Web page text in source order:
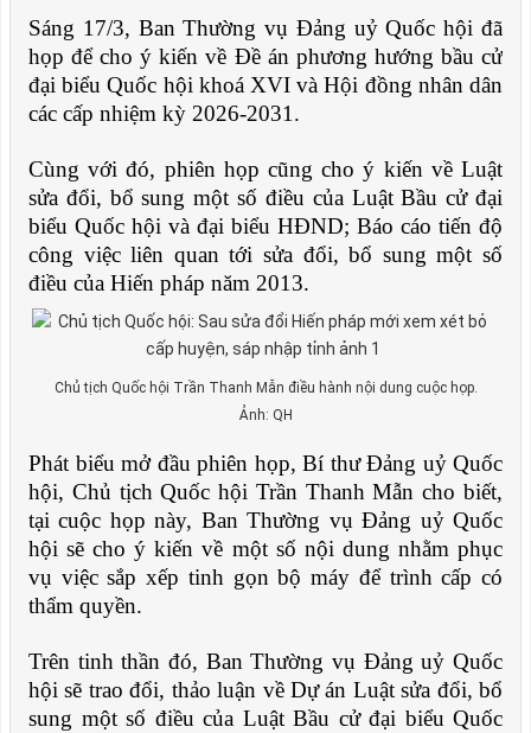
Sáng 17/3, Ban Thường vụ Đảng uỷ Quốc hội đã
họp để cho ý kiến về Đề án phương hướng bầu cử
đại biểu Quốc hội khoá XVI và Hội đồng nhân dân
các cấp nhiệm kỳ 2026-2031.
Cùng với đó, phiên họp cũng cho ý kiến về Luật
sửa đổi, bổ sung một số điều của Luật Bầu cử đại
biểu Quốc hội và đại biểu HĐND; Báo cáo tiến độ
công việc liên quan tới sửa đổi, bổ sung một số
điều của Hiến pháp năm 2013.
Chủ tịch Quốc hội Trần Thanh Mẫn điều hành nội dung cuộc họp.
Ảnh: QH
Phát biểu mở đầu phiên họp, Bí thư Đảng uỷ Quốc
hội, Chủ tịch Quốc hội Trần Thanh Mẫn cho biết,
tại cuộc họp này, Ban Thường vụ Đảng uỷ Quốc
hội sẽ cho ý kiến về một số nội dung nhằm phục
vụ việc sắp xếp tinh gọn bộ máy để trình cấp có
thẩm quyền.
Trên tinh thần đó, Ban Thường vụ Đảng uỷ Quốc
hội sẽ trao đổi, thảo luận về Dự án Luật sửa đổi, bổ
sung một số điều của Luật Bầu cử đại biểu Quốc